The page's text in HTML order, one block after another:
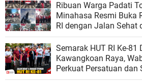
Ribuan Warga Padati
Minahasa Resmi Buka
RI dengan Jalan Sehat
Persatuan
Semarak HUT RI Ke-81
Kawangkoan Raya,
Perkuat Persatuan dan
Kebangsaan